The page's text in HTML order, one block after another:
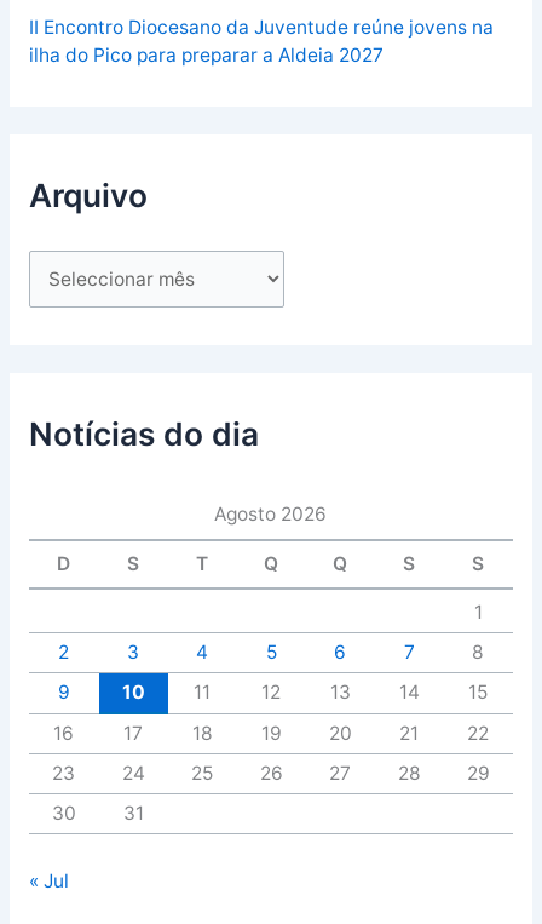
II Encontro Diocesano da Juventude reúne jovens na
ilha do Pico para preparar a Aldeia 2027
Arquivo
Notícias do dia
Agosto 2026
D S T Q Q S S
1
2
3 4 5 6 7
8
9
10 11 12 13 14
15
16
17 18 19 20 21
22
23
24 25 26 27 28
29
30
31
« Jul